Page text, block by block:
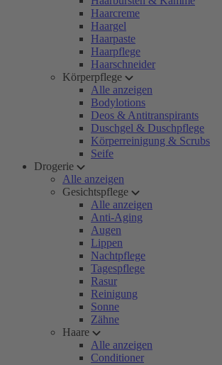
Haarcreme
Haargel
Haarpaste
Haarpflege
Haarschneider
Körperpflege
Alle anzeigen
Bodylotions
Deos & Antitranspirants
Duschgel & Duschpflege
Körperreinigung & Scrubs
Seife
Drogerie
Alle anzeigen
Gesichtspflege
Alle anzeigen
Anti-Aging
Augen
Lippen
Nachtpflege
Tagespflege
Rasur
Reinigung
Sonne
Zähne
Haare
Alle anzeigen
Conditioner